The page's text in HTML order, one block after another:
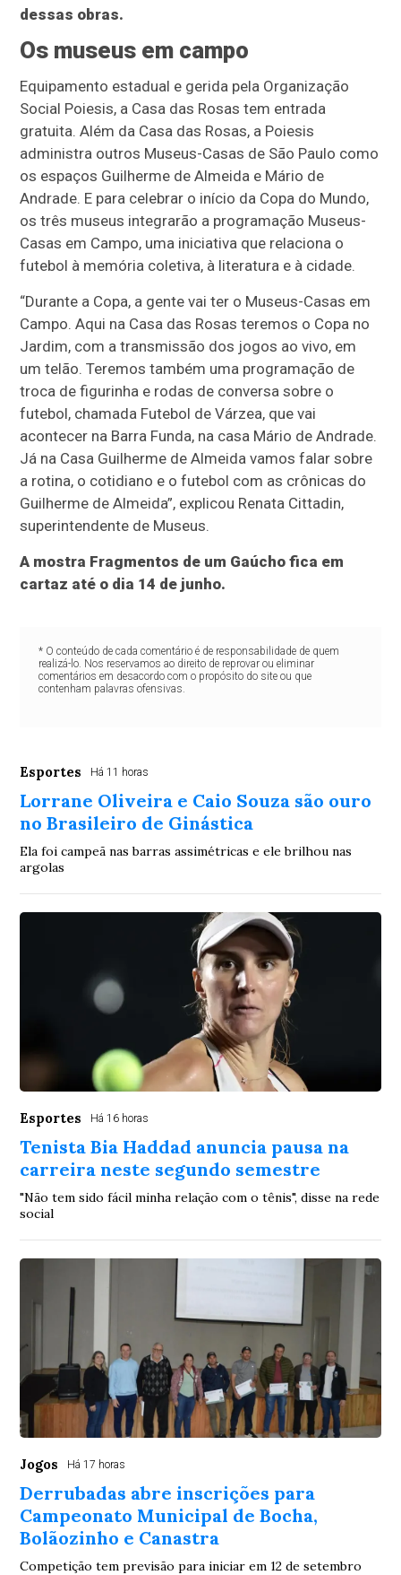
dessas obras.
Os museus em campo
Equipamento estadual e gerida pela Organização
Social Poiesis, a Casa das Rosas tem entrada
gratuita. Além da Casa das Rosas, a Poiesis
administra outros Museus-Casas de São Paulo como
os espaços Guilherme de Almeida e Mário de
Andrade. E para celebrar o início da Copa do Mundo,
os três museus integrarão a programação Museus-
Casas em Campo, uma iniciativa que relaciona o
futebol à memória coletiva, à literatura e à cidade.
“Durante a Copa, a gente vai ter o Museus-Casas em
Campo. Aqui na Casa das Rosas teremos o Copa no
Jardim, com a transmissão dos jogos ao vivo, em
um telão. Teremos também uma programação de
troca de figurinha e rodas de conversa sobre o
futebol, chamada Futebol de Várzea, que vai
acontecer na Barra Funda, na casa Mário de Andrade.
Já na Casa Guilherme de Almeida vamos falar sobre
a rotina, o cotidiano e o futebol com as crônicas do
Guilherme de Almeida”, explicou Renata Cittadin,
superintendente de Museus.
A mostra Fragmentos de um Gaúcho fica em
cartaz até o dia 14 de junho.
* O conteúdo de cada comentário é de responsabilidade de quem
realizá-lo. Nos reservamos ao direito de reprovar ou eliminar
comentários em desacordo com o propósito do site ou que
contenham palavras ofensivas.
Esportes Há 11 horas
Lorrane Oliveira e Caio Souza são ouro
no Brasileiro de Ginástica
Ela foi campeã nas barras assimétricas e ele brilhou nas
argolas
Esportes Há 16 horas
Tenista Bia Haddad anuncia pausa na
carreira neste segundo semestre
"Não tem sido fácil minha relação com o tênis", disse na rede
social
Jogos Há 17 horas
Derrubadas abre inscrições para
Campeonato Municipal de Bocha,
Bolãozinho e Canastra
Competição tem previsão para iniciar em 12 de setembro